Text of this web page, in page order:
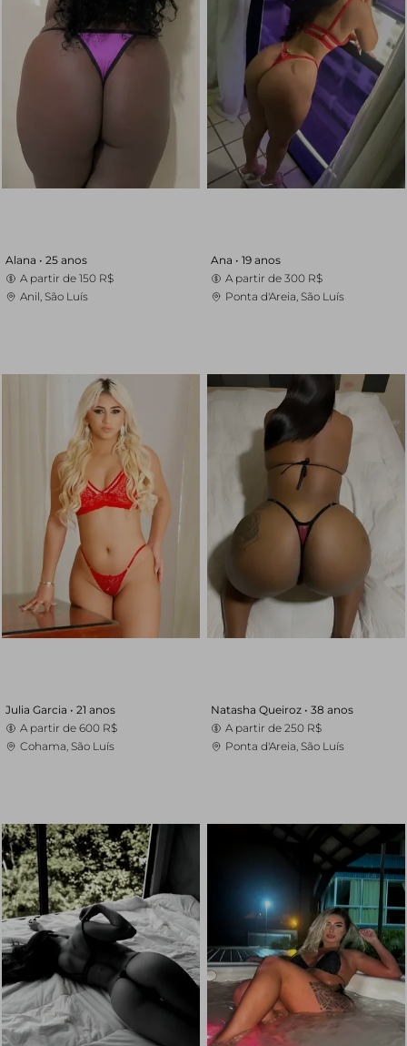
Alana • 25 anos
A partir de 150 R$
Anil, São Luís
Ana • 19 anos
A partir de 300 R$
Ponta d'Areia, São Luís
Julia Garcia • 21 anos
A partir de 600 R$
Cohama, São Luís
Natasha Queiroz • 38 anos
A partir de 250 R$
Ponta d'Areia, São Luís